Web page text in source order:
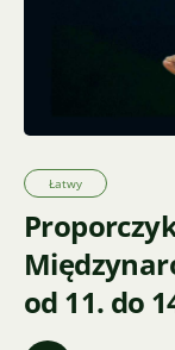
od 11. do
Łatwy